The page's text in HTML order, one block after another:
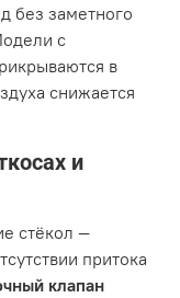
без заметного
с
в
снижается
и
стёкол —
притока
клапан